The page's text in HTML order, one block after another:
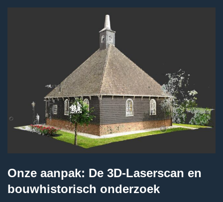
Onze aanpak: De 3D-Laserscan en
bouwhistorisch onderzoek